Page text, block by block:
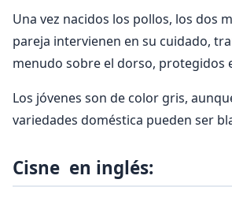
Una vez nacidos los pollos, los dos
pareja intervienen en su cuidado,
menudo sobre el dorso, protegidos
Los jóvenes son de color gris,
variedades doméstica pueden ser
Cisne en inglés: